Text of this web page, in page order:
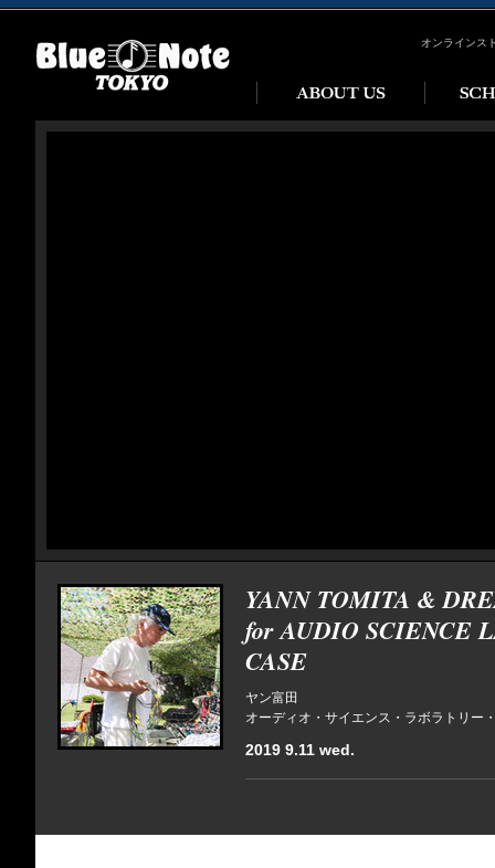
オンラインス
YANN TOMITA &
for AUDIO SCIENCE
CASE
ヤン富田
オーディオ・サイエンス・ラボラトリー
2019 9.11 wed.